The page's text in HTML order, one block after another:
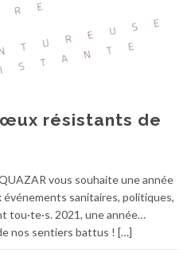
résistants de
vous souhaite une année
sanitaires, politiques,
tou·te·s. 2021, une année…
nos sentiers battus ! […]